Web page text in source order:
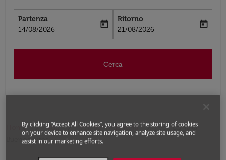
Partenza
fc-booking-departure-date-aria-label
14/08/2026
today
Ritorno
fc-booking-return-date-aria-label
21/08/2026
today
Cerca
Home Voli Voli per Argentina
Voli Larnaka -
Buenos Aires
By clicking “Accept All Cookies”, you agree to the storing of cookies
on your device to enhance site navigation, analyze site usage, and
assist in our marketing efforts.